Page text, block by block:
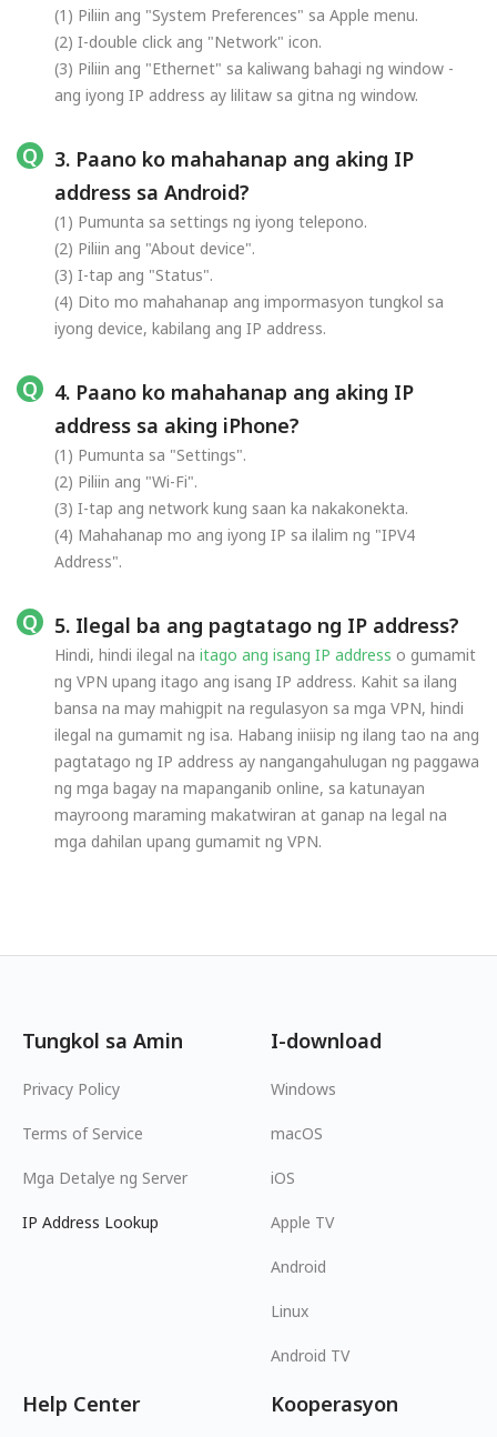
(1) Piliin ang "System Preferences" sa Apple menu.
(2) I-double click ang "Network" icon.
(3) Piliin ang "Ethernet" sa kaliwang bahagi ng window -
ang iyong IP address ay lilitaw sa gitna ng window.
3. Paano ko mahahanap ang aking IP
address sa Android?
(1) Pumunta sa settings ng iyong telepono.
(2) Piliin ang "About device".
(3) I-tap ang "Status".
(4) Dito mo mahahanap ang impormasyon tungkol sa
iyong device, kabilang ang IP address.
4. Paano ko mahahanap ang aking IP
address sa aking iPhone?
(1) Pumunta sa "Settings".
(2) Piliin ang "Wi-Fi".
(3) I-tap ang network kung saan ka nakakonekta.
(4) Mahahanap mo ang iyong IP sa ilalim ng "IPV4
Address".
5. Ilegal ba ang pagtatago ng IP address?
Hindi, hindi ilegal na itago ang isang IP address o gumamit
ng VPN upang itago ang isang IP address. Kahit sa ilang
bansa na may mahigpit na regulasyon sa mga VPN, hindi
ilegal na gumamit ng isa. Habang iniisip ng ilang tao na ang
pagtatago ng IP address ay nangangahulugan ng paggawa
ng mga bagay na mapanganib online, sa katunayan
mayroong maraming makatwiran at ganap na legal na
mga dahilan upang gumamit ng VPN.
Tungkol sa Amin
Privacy Policy
Terms of Service
Mga Detalye ng Server
IP Address Lookup
I-download
Windows
macOS
iOS
Apple TV
Android
Linux
Android TV
Help Center Kooperasyon